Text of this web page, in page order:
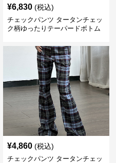
¥6,830 (税込)
チェックパンツ タータンチェッ
ク柄ゆったりテーパードボトム
¥4,860 (税込)
チェックパンツ タータンチェッ